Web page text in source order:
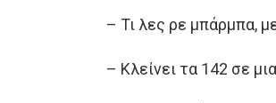
– Τι λες ρε μπάρμπα,
– Κλείνει τα 142 σε